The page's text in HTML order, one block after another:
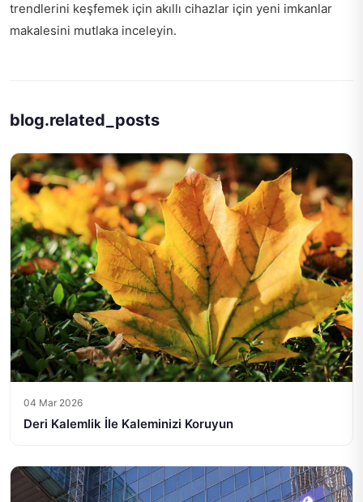
trendlerini keşfemek için akıllı cihazlar için yeni imkanlar
makalesini mutlaka inceleyin.
blog.related_posts
04 Mar 2026
Deri Kalemlik İle Kaleminizi Koruyun